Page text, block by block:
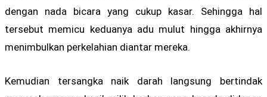
dengan nada bicara yang cukup kasar. Sehingga hal
tersebut memicu keduanya adu mulut hingga akhirnya
menimbulkan perkelahian diantar mereka.
Kemudian tersangka naik darah langsung bertindak